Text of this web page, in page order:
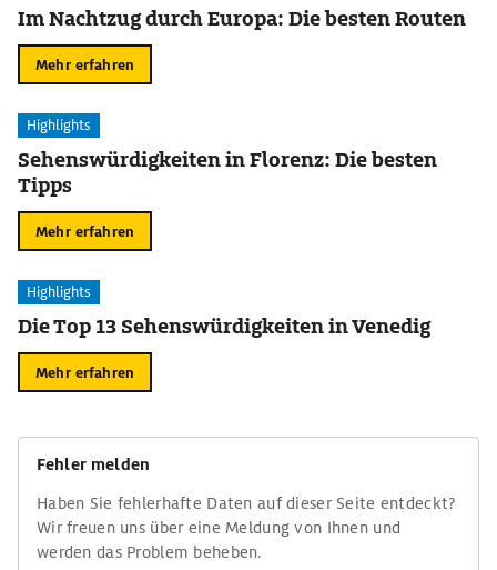
Im Nachtzug durch Europa: Die besten Routen
Mehr erfahren
Highlights
Sehenswürdigkeiten in Florenz: Die besten
Tipps
Mehr erfahren
Highlights
Die Top 13 Sehenswürdigkeiten in Venedig
Mehr erfahren
Fehler melden
Haben Sie fehlerhafte Daten auf dieser Seite entdeckt?
Wir freuen uns über eine Meldung von Ihnen und
werden das Problem beheben.